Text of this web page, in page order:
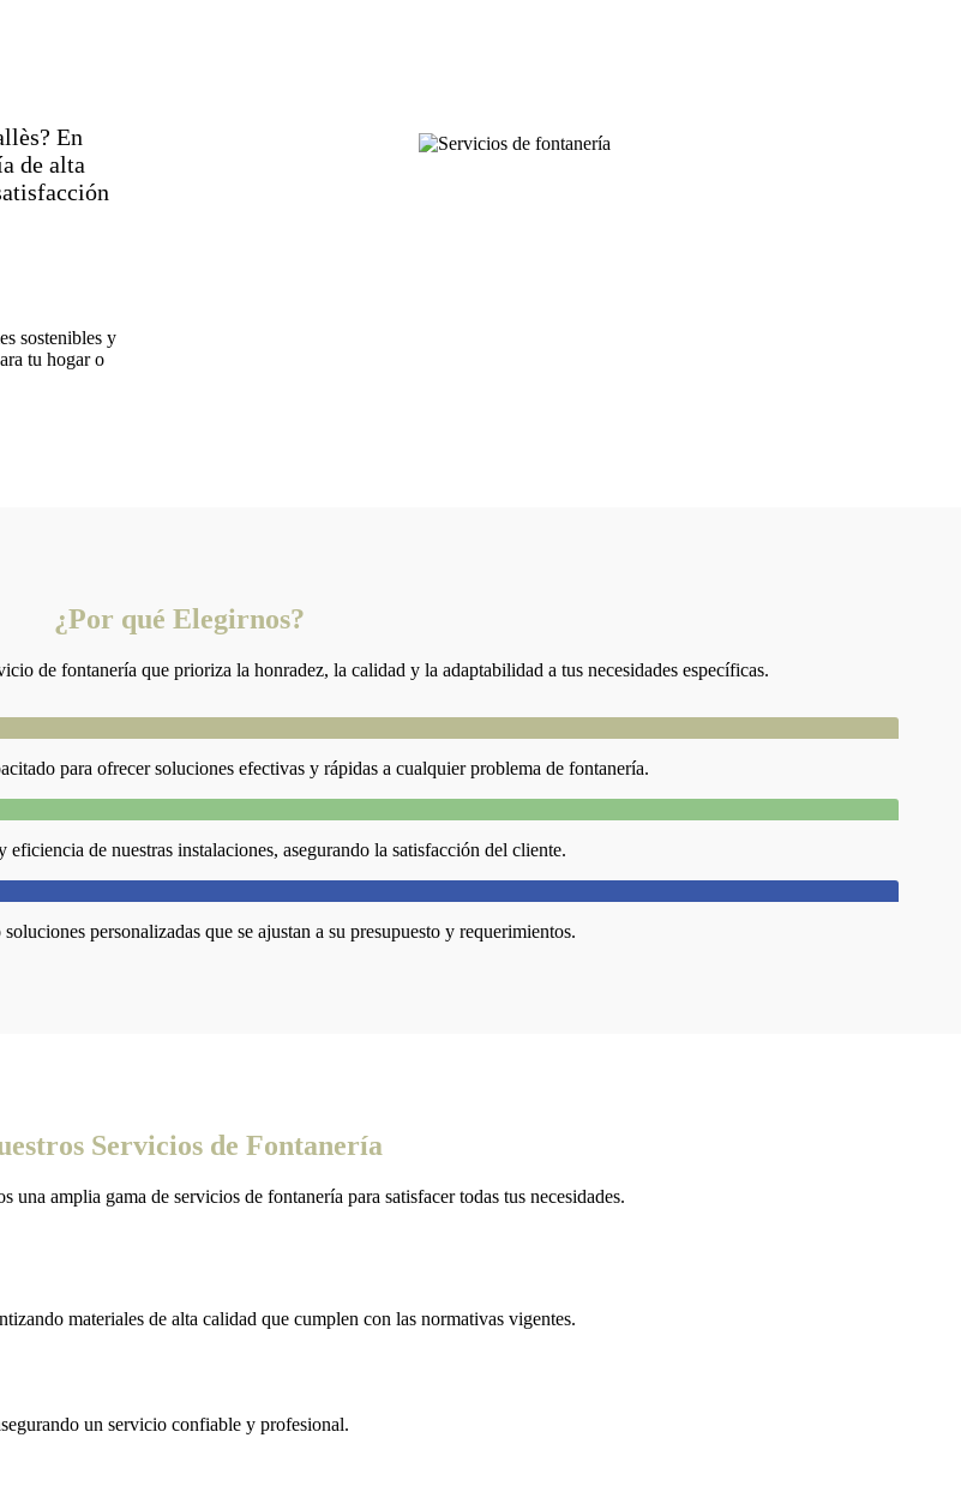
En
de alta
sostenibles y
tu hogar o
¿Por qué Elegirnos?
de fontanería que prioriza la honradez, la calidad y la adaptabilidad a tus necesidades específicas.
para ofrecer soluciones efectivas y rápidas a cualquier problema de fontanería.
de nuestras instalaciones, asegurando la satisfacción del cliente.
personalizadas que se ajustan a su presupuesto y requerimientos.
Servicios de Fontanería
una amplia gama de servicios de fontanería para satisfacer todas tus necesidades.
materiales de alta calidad que cumplen con las normativas vigentes.
un servicio confiable y profesional.